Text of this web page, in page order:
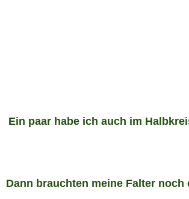
Ein paar habe ich auch im
Dann brauchten meine Falter noch